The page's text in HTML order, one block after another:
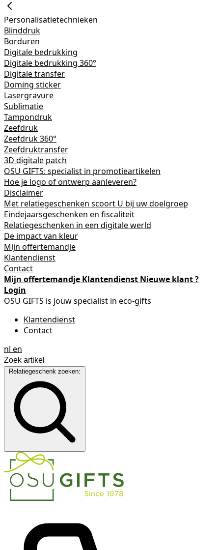
Personalisatietechnieken
Blinddruk
Borduren
Digitale bedrukking
Digitale bedrukking 360°
Digitale transfer
Doming sticker
Lasergravure
Sublimatie
Tampondruk
Zeefdruk
Zeefdruk 360°
Zeefdruktransfer
3D digitale patch
OSU GIFTS: specialist in promotieartikelen
Hoe je logo of ontwerp aanleveren?
Disclaimer
Met relatiegeschenken scoort U bij uw doelgroep
Eindejaarsgeschenken en fiscaliteit
Relatiegeschenken in een digitale werld
De impact van kleur
Mijn offertemandje
Klantendienst
Contact
Mijn offertemandje Klantendienst Nieuwe klant ?
Login
OSU GIFTS is jouw specialist in eco-gifts
Klantendienst
Contact
nl en
Relatiegeschenk zoeken: